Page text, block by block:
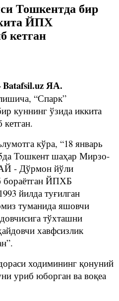
Тошкентда бир
ЙПХ
кетган
Batafsil.uz ЯА.
“Спарк”
куннинг ўзида иккита
кўра, “18 январь
Тошкент шаҳар Мирзо-
- Дўрмон йўли
бораётган ЙПХБ
йилда туғилган
туманида яшовчи
тўхташни
хавфсизлик
ходимининг қонуний
уриб юборган ва воқеа